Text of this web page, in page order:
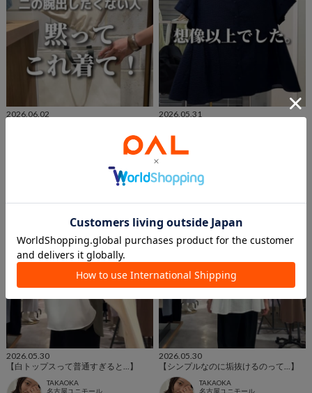
2026.06.02
COLLAGE GALLARDAGALANTE
2026.05.31
2026.05.30
【白トップスって普通すぎると...】
TAKAOKA
名古屋ユニモール
2026.05.30
【シンプルなのに垢抜けるのって...】
TAKAOKA
名古屋ユニモール